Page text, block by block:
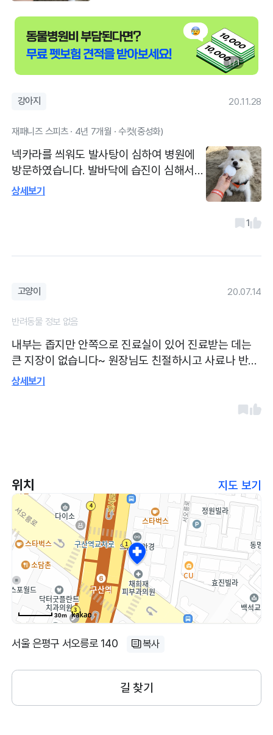
1 / 1
강아지 20.11.28
재패니즈 스피츠 · 4년 7개월 · 수컷(중성화)
넥카라를 씌워도 발사탕이 심하여 병원에
방문하였습니다. 발바닥에 습진이 심해서
내복약과 곰팡이 세균으로 번지는것을 막기
상세보기
1
고양이 20.07.14
반려동물 정보 없음
내부는 좁지만 안쪽으로 진료실이 있어 진료받는 데는
큰 지장이 없습니다~ 원장님도 친절하시고 사료나 반려
동물 제품도 많이 구비되어 있고요~ 구산역 1번 출구 바
아요~ 장점이자 단점이라면 내부에 귀여운 고양이들이
상세보기
위치 지도 보기
30m
서울 은평구 서오릉로 140 복사
길 찾기